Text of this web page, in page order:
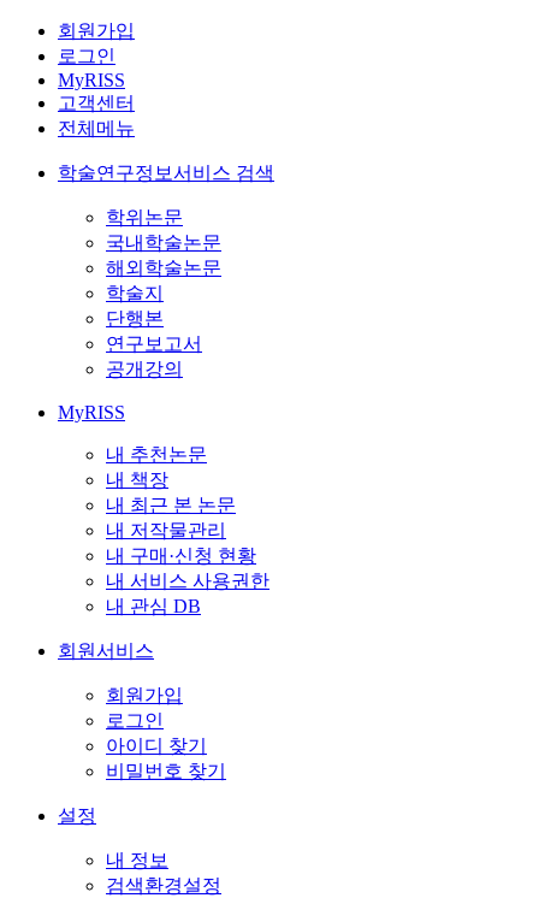
회원가입
로그인
MyRISS
고객센터
전체메뉴
학술연구정보서비스 검색
학위논문
국내학술논문
해외학술논문
학술지
단행본
연구보고서
공개강의
MyRISS
내 추천논문
내 책장
내 최근 본 논문
내 저작물관리
내 구매·신청 현황
내 서비스 사용권한
내 관심 DB
회원서비스
회원가입
로그인
아이디 찾기
비밀번호 찾기
설정
내 정보
검색환경설정